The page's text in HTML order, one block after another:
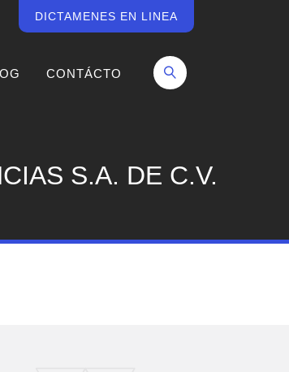
DICTAMENES EN LINEA
CONTÁCTO
S.A. DE C.V.